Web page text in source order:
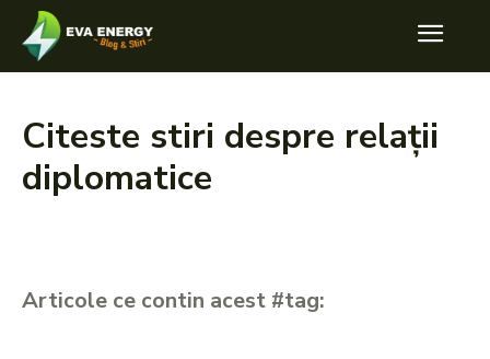
Citeste stiri despre relații
diplomatice
Articole ce contin acest #tag: